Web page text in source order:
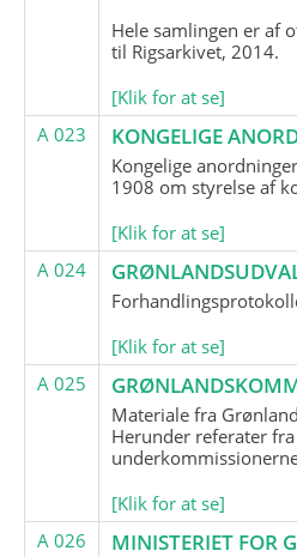
Hele samlingen er af
til Rigsarkivet, 2014.
[Klik for at se]
A 023
KONGELIGE
Kongelige
1908 om styrelse af
[Klik for at se]
A 024
[Klik for at se]
A 025
Materiale fra
Herunder referater
[Klik for at se]
A 026
MINISTERIET FOR